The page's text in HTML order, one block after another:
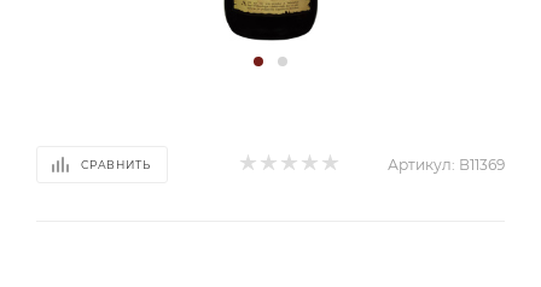
СРАВНИТЬ Артикул: В11369